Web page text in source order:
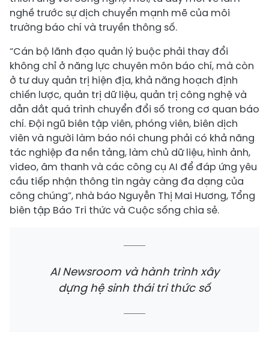
nghề trước sự dịch chuyển mạnh mẽ của môi
trường báo chí và truyền thông số.
“Cán bộ lãnh đạo quản lý buộc phải thay đổi
không chỉ ở năng lực chuyên môn báo chí, mà còn
ở tư duy quản trị hiện địa, khả năng hoạch định
chiến lược, quản trị dữ liệu, quản trị công nghệ và
dẫn dắt quá trình chuyển đổi số trong cơ quan báo
chí. Đội ngũ biên tập viên, phóng viên, biên dịch
viên và người làm báo nói chung phải có khả năng
tác nghiệp đa nền tảng, làm chủ dữ liệu, hình ảnh,
video, âm thanh và các công cụ AI để đáp ứng yêu
cầu tiếp nhận thông tin ngày càng đa dạng của
công chúng”, nhà báo Nguyễn Thị Mai Hương, Tổng
biên tập Báo Tri thức và Cuộc sống chia sẻ.
AI Newsroom và hành trình xây
dựng hệ sinh thái tri thức số